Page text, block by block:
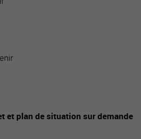
et plan de situation sur demande